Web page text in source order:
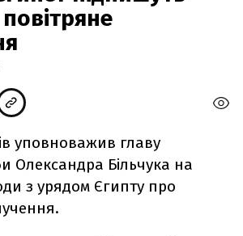
уповноважив главу
Олександра Більчука на
з урядом Єгипту про